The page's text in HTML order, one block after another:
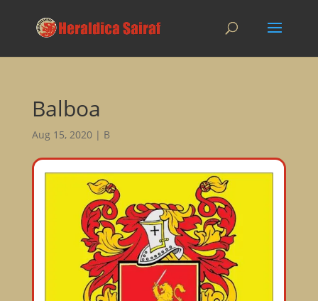
Balboa
Aug 15, 2020| B